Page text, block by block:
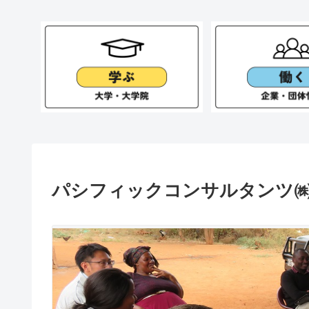
パシフィックコンサルタンツ